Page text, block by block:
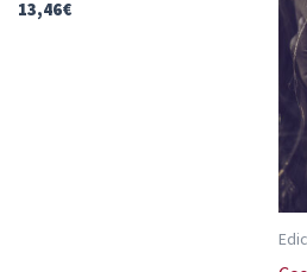
13,46€